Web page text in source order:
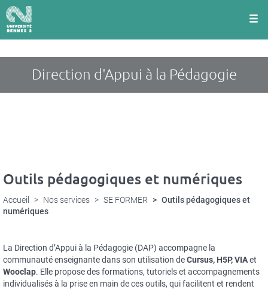
Panneau de gestion des cookies
Aller
au
contenu
Direction d'Appui à la Pédagogie
Outils pédagogiques et numériques
Accueil Nos services SE FORMER
Outils pédagogiques et
numériques
La Direction d’Appui à la Pédagogie (DAP) accompagne la
communauté enseignante dans son utilisation deCursus, H5P, VIAet
Wooclap. Elle propose des formations, tutoriels et accompagnements
individualisés à la prise en main de ces outils, qui facilitent et rendent